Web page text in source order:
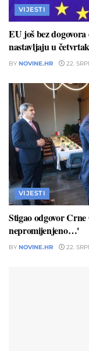
VIJESTI
EU još bez
nastavljaju u četvrtak
BY NOVINE.HR 22.
VIJESTI
Stigao odgovor
nepromijenjeno…'
BY NOVINE.HR 22.